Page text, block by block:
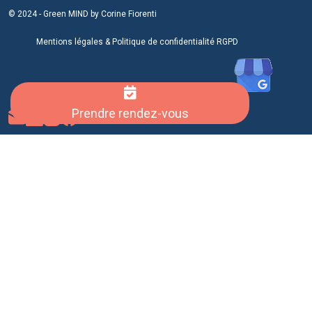
© 2024 - Green MIND by Corine Fiorenti
Mentions légales & Politique de confidentialité RGPD
Prendre rendez-vous